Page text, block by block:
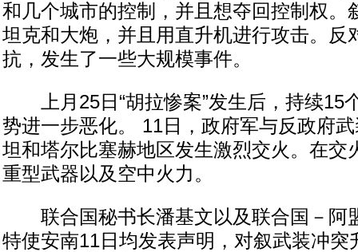
和几个城市的控制，并且想夺回控制权。
坦克和大炮，并且用直升机进行攻击。反
抗，发生了一些大规模事件。
上月25日“胡拉惨案”发生后，持续15
势进一步恶化。 11日，政府军与反政府
坦和塔尔比塞赫地区发生激烈交火。在交
重型武器以及空中火力。
联合国秘书长潘基文以及联合国－阿
特使安南11日均发表声明，对叙武装冲突